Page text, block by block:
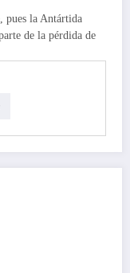
pues la Antártida
de la pérdida de